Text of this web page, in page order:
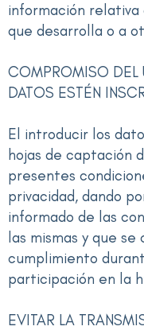
información relativa
que desarrolla o a
COMPROMISO DEL
DATOS ESTÉN
El introducir los
hojas de captación
presentes
privacidad, dando
informado de las
las mismas y que
cumplimiento
participación en la
EVITAR LA